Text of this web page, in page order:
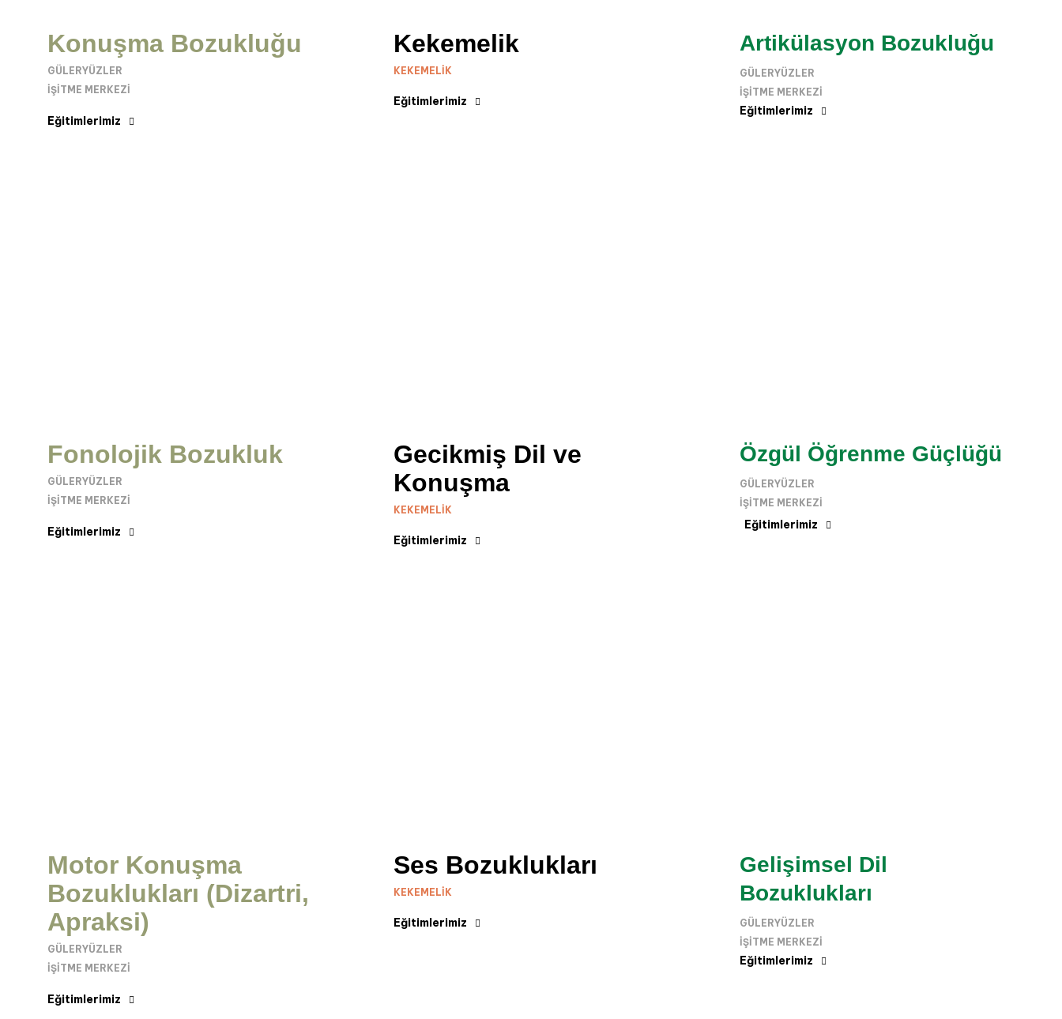
Konuşma Bozukluğu
GÜLERYÜZLER
İŞITME MERKEZI
Eğitimlerimiz
Kekemelik
KEKEMELIK
Eğitimlerimiz
Artikülasyon Bozukluğu
GÜLERYÜZLER
IŞITME MERKEZI
Eğitimlerimiz
Fonolojik Bozukluk
GÜLERYÜZLER
İŞITME MERKEZI
Eğitimlerimiz
Gecikmiş Dil ve
Konuşma
KEKEMELIK
Eğitimlerimiz
Özgül Öğrenme Güçlüğü
GÜLERYÜZLER
IŞITME MERKEZI
Eğitimlerimiz
Motor Konuşma
Bozuklukları (Dizartri,
Apraksi)
GÜLERYÜZLER
İŞITME MERKEZI
Eğitimlerimiz
Ses Bozuklukları
KEKEMELIK
Eğitimlerimiz
Gelişimsel Dil
Bozuklukları
GÜLERYÜZLER
IŞITME MERKEZI
Eğitimlerimiz